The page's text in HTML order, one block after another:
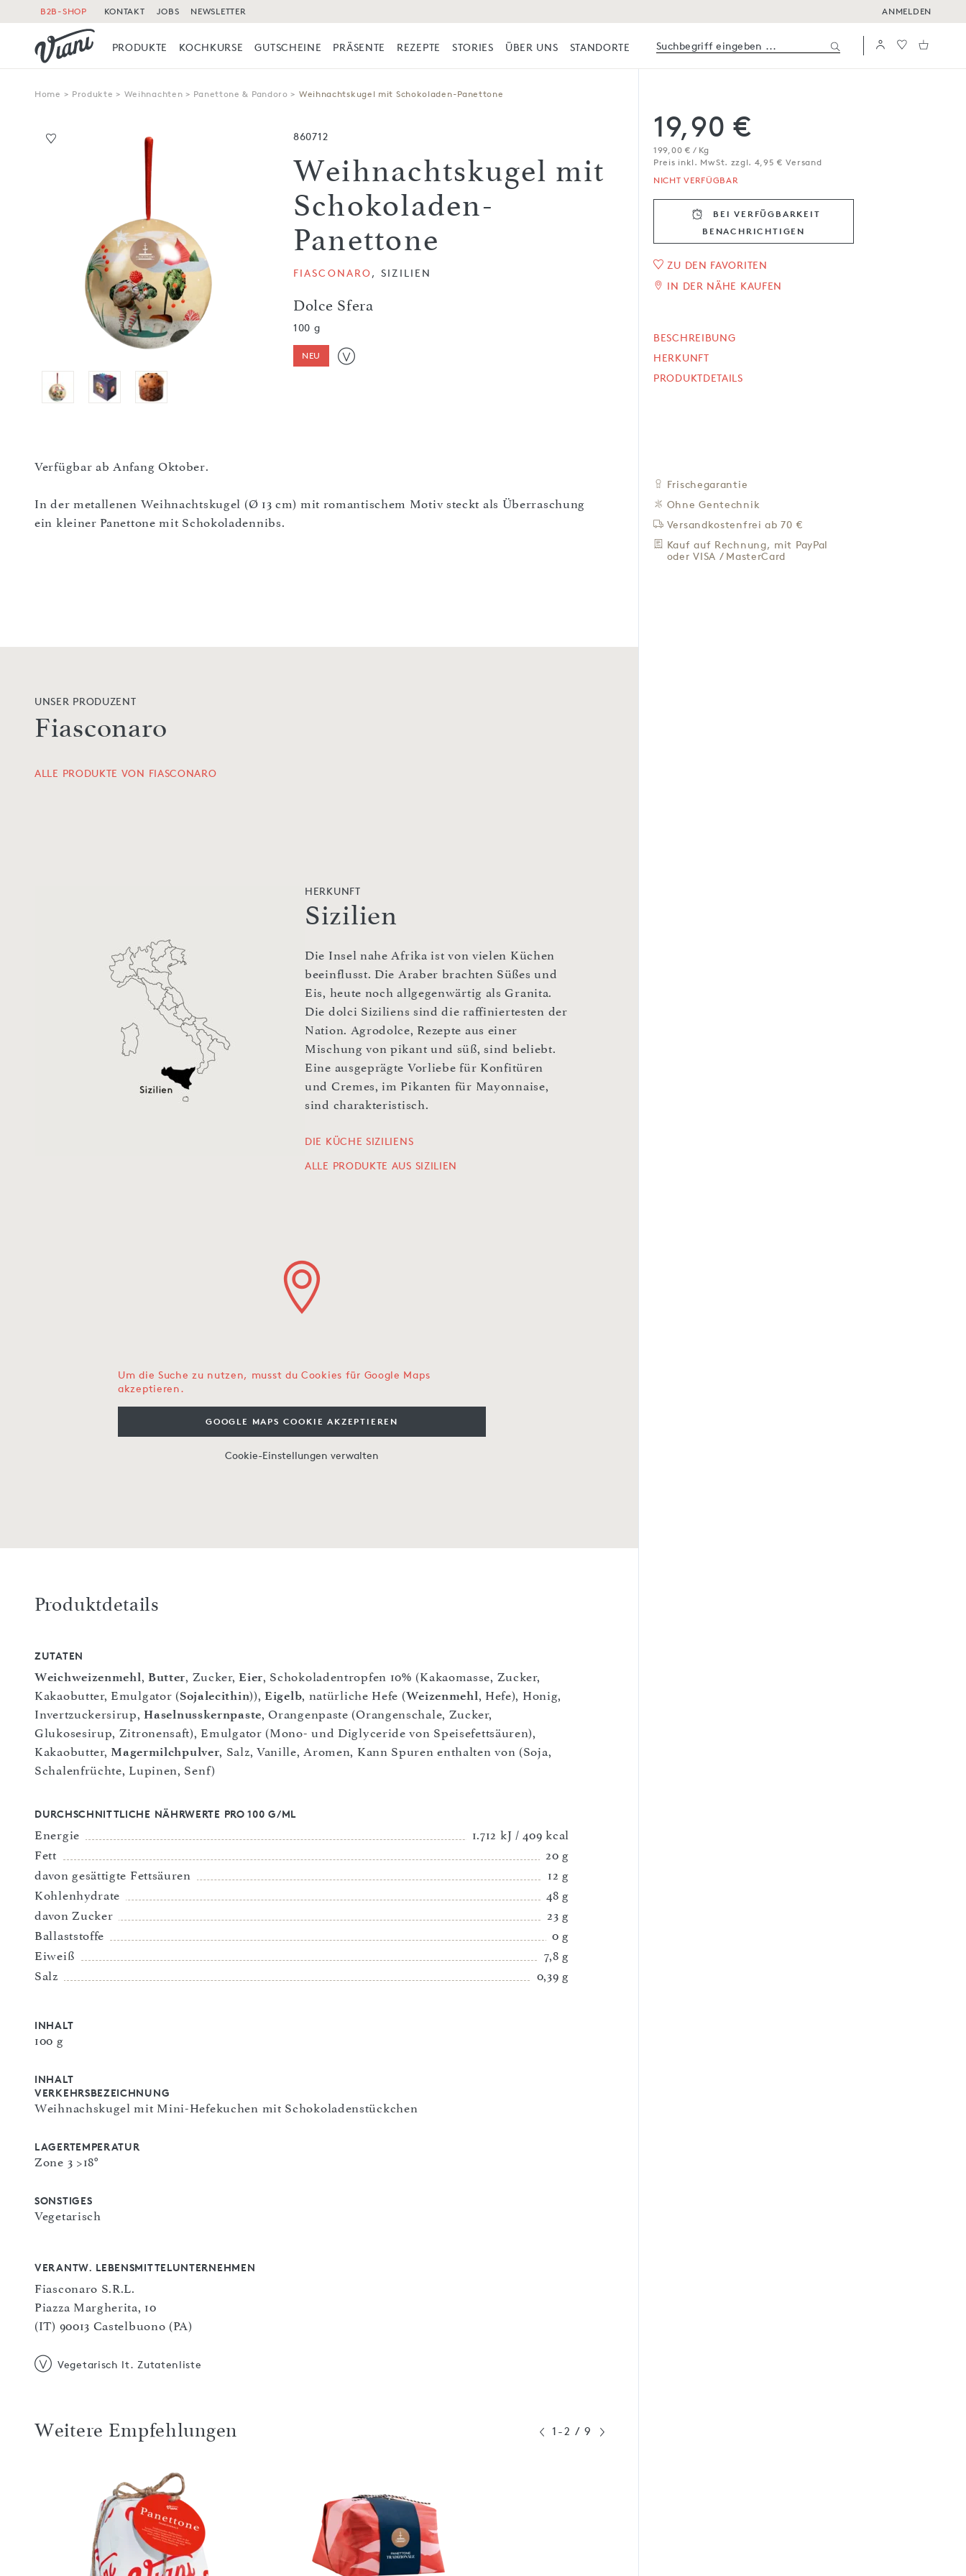
B2B-SHOP KONTAKT JOBS NEWSLETTER ANMELDEN
PRODUKTE KOCHKURSE GUTSCHEINE PRÄSENTE REZEPTE STORIES ÜBER UNS STANDORTE
Home > Produkte > Weihnachten > Panettone & Pandoro > Weihnachtskugel mit Schokoladen-Panettone
Weihnachtskugel mit
NICHT VERFÜGBAR
ZU DEN FAVORITEN
IN DER NÄHE KAUFEN
BESCHREIBUNG
860712
Weihnachtskugel mit
Schokoladen-
Panettone
Dolce Sfera
FIASCONARO, SIZILIEN
100 g
NEU
NICHT VERFÜGBAR
19,90 €
199,00 € / Kg
Preis inkl. MwSt. zzgl. 4,95 € Versand
BEI VERFÜGBARKEIT
BENACHRICH­TIGEN
ZU DEN FAVORITEN
IN DER NÄHE KAUFEN
BESCHREIBUNG
HERKUNFT
PRODUKTDETAILS
Frischegarantie
Ohne Gentechnik
Versandkostenfrei ab 70 €
Kauf auf Rechnung, mit PayPal
oder VISA / MasterCard
Verfügbar ab Anfang Oktober.
In der metallenen Weihnachtskugel (Ø 13 cm) mit romantischem Motiv steckt als Überraschung
ein kleiner Panettone mit Schokoladennibs.
UNSER PRODUZENT
Fiasconaro
ALLE PRODUKTE VON FIASCONARO
HERKUNFT
Sizilien
Die Insel nahe Afrika ist von vielen Küchen
beeinflusst. Die Araber brachten Süßes und
Eis, heute noch allgegenwärtig als Granita.
Die dolci Siziliens sind die raffiniertesten der
Nation. Agrodolce, Rezepte aus einer
Mischung von pikant und süß, sind beliebt.
Eine ausgeprägte Vorliebe für Konfitüren
und Cremes, im Pikanten für Mayonnaise,
sind charakteristisch.
DIE KÜCHE SIZILIENS
ALLE PRODUKTE AUS SIZILIEN
Um die Suche zu nutzen, musst du Cookies für Google Maps
akzeptieren.
GOOGLE MAPS COOKIE AKZEPTIEREN
Cookie-Einstellungen verwalten
Produktdetails
ZUTATEN
Weichweizenmehl, Butter, Zucker,Eier, Schokoladentropfen 10% (Kakaomasse, Zucker,
Kakaobutter, Emulgator (Sojalecithin)),Eigelb, natürliche Hefe (Weizenmehl, Hefe), Honig,
Invertzuckersirup,Haselnusskernpaste, Orangenpaste (Orangenschale, Zucker,
Glukosesirup, Zitronensaft), Emulgator (Mono- und Diglyceride von Speisefettsäuren),
Kakaobutter, Magermilchpulver, Salz, Vanille, Aromen, Kann Spuren enthalten von (Soja,
Schalenfrüchte, Lupinen, Senf)
DURCHSCHNITTLICHE NÄHRWERTE PRO 100 G/ML
Energie
1.712 kJ / 409 kcal
Fett
20 g
davon gesättigte Fettsäuren
12 g
Kohlenhydrate
48 g
davon Zucker
23 g
Ballaststoffe
0 g
Eiweiß
7,8 g
Salz
0,39 g
INHALT
100 g
INHALT
VERKEHRSBEZEICHNUNG
Weihnachskugel mit Mini-Hefekuchen mit Schokoladenstückchen
LAGERTEMPERATUR
Zone 3 >18°
SONSTIGES
Vegetarisch
VERANTW. LEBENSMITTELUNTERNEHMEN
Fiasconaro S.R.L.
Piazza Margherita, 10
(IT) 90013 Castelbuono (PA)
Vegetarisch lt. Zutatenliste
Weitere Empfehlungen 1-2 / 9